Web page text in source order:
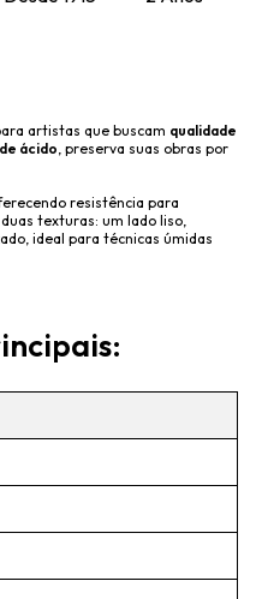
artistas que buscam qualidade
ácido, preserva suas obras por
resistência para
texturas: um lado liso,
ideal para técnicas úmidas